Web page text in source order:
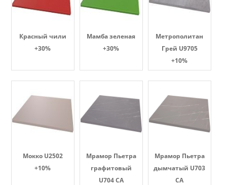
Красный чили
+30%
Мамба зеленая
+30%
Метрополитан
Грей U9705
+10%
Мокко U2502
+10%
Мрамор Пьетра
графитовый
U704 CA
Мрамор Пьетра
дымчатый U703
CA